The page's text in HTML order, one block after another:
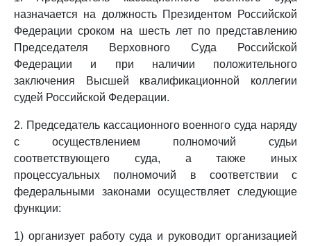
назначается на должность Президентом Российской
Федерации сроком на шесть лет по представлению
Председателя Верховного Суда Российской
Федерации и при наличии положительного
заключения Высшей квалификационной коллегии
судей Российской Федерации.
2. Председатель кассационного военного суда наряду
с осуществлением полномочий судьи
соответствующего суда, а также иных
процессуальных полномочий в соответствии с
федеральными законами осуществляет следующие
функции:
1) организует работу суда и руководит организацией